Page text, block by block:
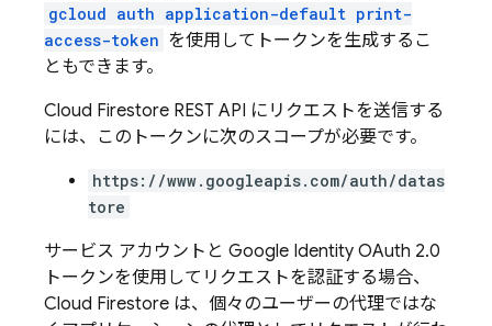
gcloud auth application-default print-
access-token を使用してトークンを生成するこ
ともできます。
Cloud Firestore REST API にリクエストを送信する
には、このトークンに次のスコープが必要です。
https://www.googleapis.com/auth/datas
tore
サービス アカウントと Google Identity OAuth 2.0
トークンを使用してリクエストを認証する場合、
Cloud Firestore は、個々のユーザーの代理ではな